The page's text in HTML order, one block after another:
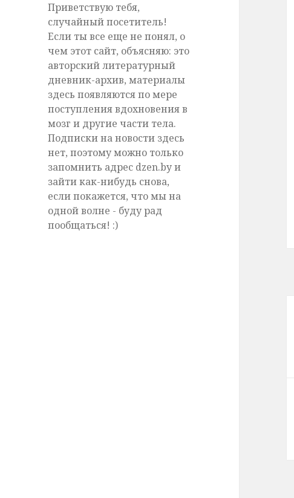
Приветствую тебя,
случайный посетитель!
Если ты все еще не понял, о
чем этот сайт, объясняю: это
авторский литературный
дневник-архив, материалы
здесь появляются по мере
поступления вдохновения в
мозг и другие части тела.
Подписки на новости здесь
нет, поэтому можно только
запомнить адрес dzen.by и
зайти как-нибудь снова,
если покажется, что мы на
одной волне - буду рад
пообщаться! :)